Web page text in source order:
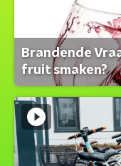
Brandende
fruit smaken?